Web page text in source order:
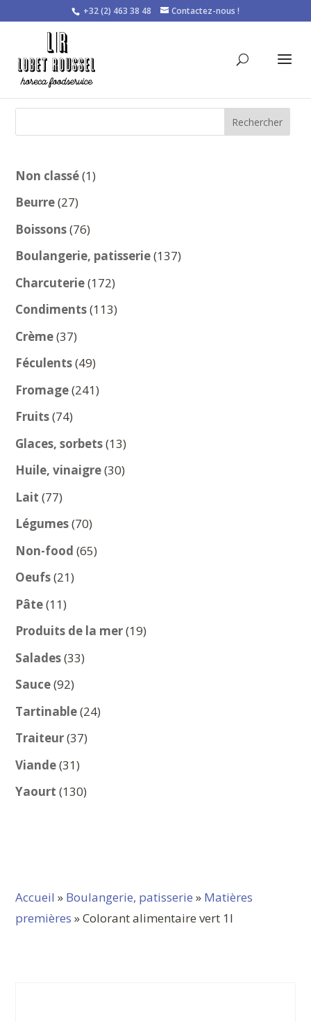
+32 (2) 463 38 48 Contactez-nous !
Rechercher
Non classé 11
Beurre 2727
produits
Boissons 7676
produits
Boulangerie, patisserie 137137
Charcuterie 172172
produits
Condiments 113113
Crème 3737
produits
Féculents 4949
produits
Fromage 241241
Fruits 7474
produits
Glaces, sorbets 1313
produits
Huile, vinaigre 3030
Lait 7777
produits
Légumes 7070
produits
Non-food 6565
Oeufs 2121
Pâte 1111
produits
Produits de la mer 1919
Salades 3333
Sauce 9292
produits
Tartinable 2424
Traiteur 3737
Viande 3131
produits
Yaourt 130130
Accueil » Boulangerie, patisserie » Matières
premières » Colorant alimentaire vert 1l